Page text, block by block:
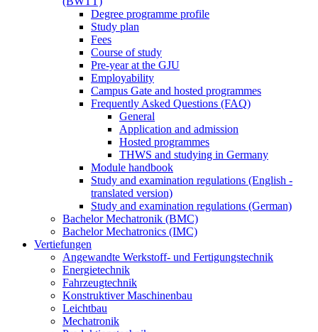
Degree programme profile
Study plan
Fees
Course of study
Pre-year at the GJU
Employability
Campus Gate and hosted programmes
Frequently Asked Questions (FAQ)
General
Application and admission
Hosted programmes
THWS and studying in Germany
Module handbook
Study and examination regulations (English -
translated version)
Study and examination regulations (German)
Bachelor Mechatronik (BMC)
Bachelor Mechatronics (IMC)
Vertiefungen
Angewandte Werkstoff- und Fertigungstechnik
Energietechnik
Fahrzeugtechnik
Konstruktiver Maschinenbau
Leichtbau
Mechatronik